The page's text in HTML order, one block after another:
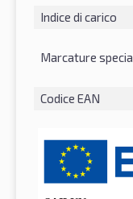
Indice di carico
Marcature
Codice EAN